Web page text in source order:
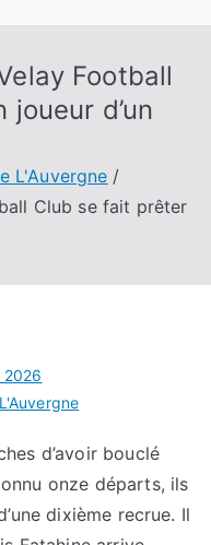
Football
d’un
L'Auvergne
Club se fait prêter
2026
d’avoir bouclé
onze départs, ils
dixième recrue. Il